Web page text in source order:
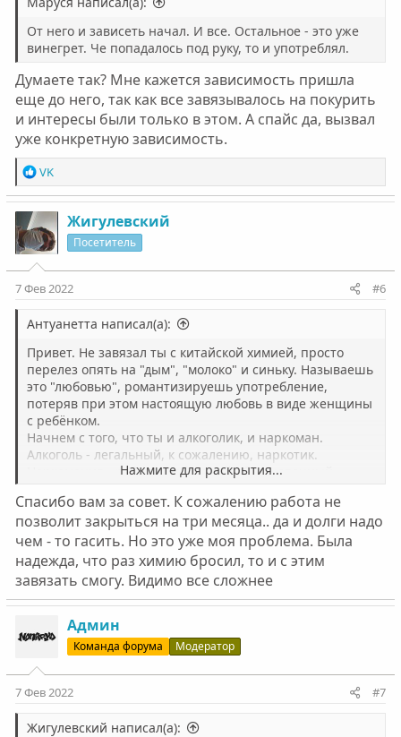
От него и зависеть начал. И все. Остальное - это уже
винегрет. Че попадалось под руку, то и употреблял.
Думаете так? Мне кажется зависимость пришла
еще до него, так как все завязывалось на покурить
и интересы были только в этом. А спайс да, вызвал
уже конкретную зависимость.
Р
е
а
к
ц
и
и
:
VK
Жигулевский
Посетитель
7 Фев 2022 #6
Антуанетта написал(а):
Привет. Не завязал ты с китайской химией, просто
перелез опять на "дым", "молоко" и синьку. Называешь
это "любовью", романтизируешь употребление,
потеряв при этом настоящую любовь в виде женщины
с ребёнком.
Начнем с того, что ты и алкоголик, и наркоман.
Алкоголь - легальный, к сожалению, наркотик.
Наркомания - рефлекс, обычный обстановочный
приятное чувство и требует ещё, каждый раз, гоняя
тягу. А разум придумывает для тебя причины, твои
психозащиты, для чего ты как бы это делаешь. Рефлекс
гасится за 90 дней в полной изоляции с трезвым
родственником, гормоны приходят в норму за 2
месяца. Сейчас ты - кукла во власти рефлекса, с
полным отсутствием самокритики, т.е. в анозогнозии.
Мой совет - лечиться от всех зависимостей,
полностью, и жить в трезвости, без тяг, не терпеть и
не переходить с вещества на вещество.
Начни читать статьи и поговори с мамой, ты не
виноват, что ты наркоман. И она не виновата. Тебе
Нажмите для раскрытия...
Спасибо вам за совет. К сожалению работа не
позволит закрыться на три месяца.. да и долги надо
чем - то гасить. Но это уже моя проблема. Была
надежда, что раз химию бросил, то и с этим
завязать смогу. Видимо все сложнее
Админ
Команда форума Модератор
7 Фев 2022 #7
Жигулевский написал(а):